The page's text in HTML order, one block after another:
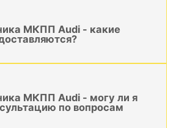
МКПП Audi - какие
МКПП Audi - могу ли я
по вопросам